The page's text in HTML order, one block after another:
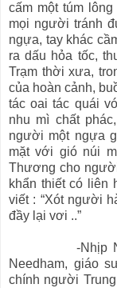
cấm một túm
mọi người tránh
ngựa, tay khác
ra dấu hỏa tốc,
Trạm thời xưa,
của hoàn cảnh,
tác oai tác quái
nhu mì chất
người một ngựa
mặt với gió núi
Thương cho
khẩn thiết có liên
viết : “Xót người
đầy lại vơi ..”
-Nhịp Ngựa
Needham, giáo
chính người